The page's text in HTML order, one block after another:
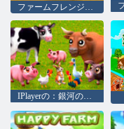
ファームフレンジー3 - マダガスカル
IPlayerの：銀河の生活